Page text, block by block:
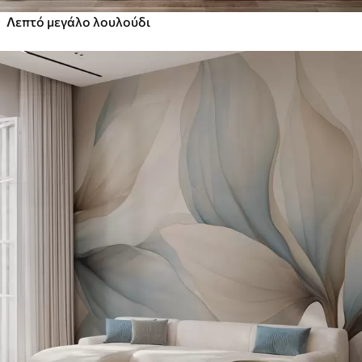
Λεπτό μεγάλο λουλούδι